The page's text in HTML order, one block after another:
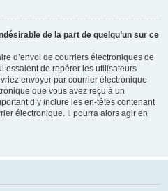
de la part de quelqu’un sur ce
d’envoi de courriers électroniques de
essaient de repérer les utilisateurs
envoyer par courrier électronique
que vous avez reçu à un
d’y inclure les en-têtes contenant
électronique. Il pourra alors agir en